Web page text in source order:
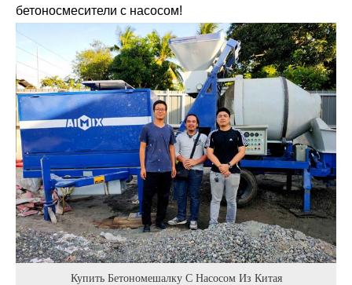
бетоносмесители с насосом!
Купить Бетономешалку С Насосом Из Китая